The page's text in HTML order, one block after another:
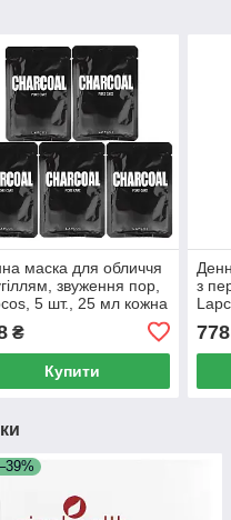
маска для обличчя
звуження пор,
5 шт., 25 мл кожна
₴
Купити
з
778